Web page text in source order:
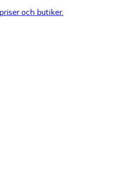
och butiker.